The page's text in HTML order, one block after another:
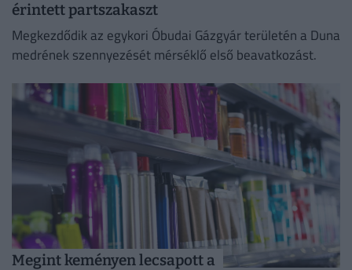
érintett partszakaszt
Megkezdődik az egykori Óbudai Gázgyár területén a Duna
medrének szennyezését mérséklő első beavatkozást.
Megint keményen lecsapott a